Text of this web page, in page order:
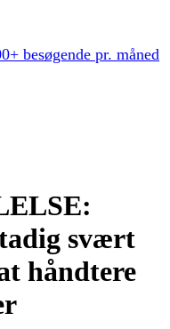
besøgende pr. måned
svært
håndtere